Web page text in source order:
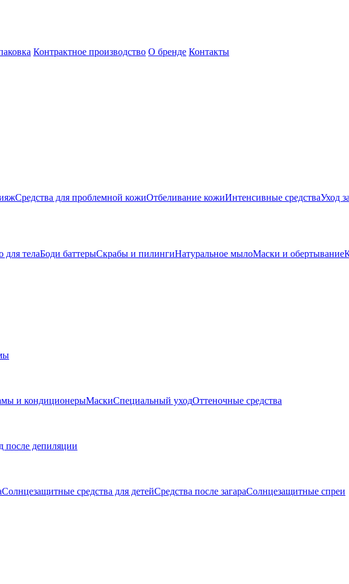
Контрактное производство О бренде Контакты
Средства для проблемной кожиОтбеливание кожиИнтенсивные средстваУход
для телаБоди баттерыСкрабы и пилингиНатуральное мылоМаски и обертывание
и кондиционерыМаскиСпециальный уходОттеночные средства
после депиляции
Солнцезащитные средства для детейСредства после загараСолнцезащитные спреи